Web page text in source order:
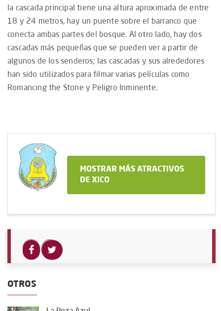
la cascada principal tiene una altura aproximada de entre
18 y 24 metros, hay un puente sobre el barranco que
conecta ambas partes del bosque. Al otro lado, hay dos
cascadas más pequeñas que se pueden ver a partir de
algunos de los senderos; las cascadas y sus alrededores
han sido utilizados para filmar varias películas como
Romancing the Stone y Peligro Inminente.
MOSTRAR MÁS ATRACTIVOS
DE XICO
OTROS